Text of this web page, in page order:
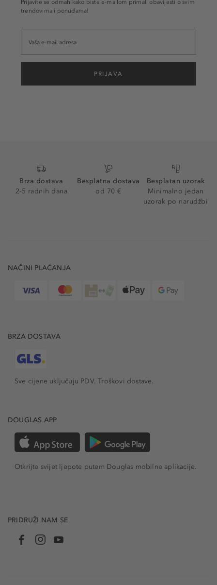
Prijavite se odmah kako biste e-mailom primali obavijesti o svim
trendovima i ponudama!
PRIJAVA
Brza dostava
2-5 radnih dana
Besplatna dostava
od 70 €
Besplatan uzorak
Minimalno jedan
uzorak po narudžbi
NAČINI PLAĆANJA
BRZA DOSTAVA
Sve cijene uključuju PDV.Troškovi dostave.
DOUGLAS APP
Otkrijte svijet ljepote putem Douglas mobilne aplikacije.
PRIDRUŽI NAM SE